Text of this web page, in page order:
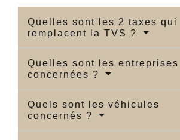
Quelles sont les 2 taxes qui
remplacent la TVS ?
Quelles sont les entreprises
concernées ?
Quels sont les véhicules
concernés ?